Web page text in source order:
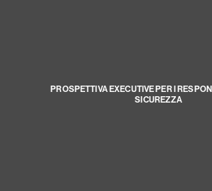
PROSPETTIVA EXECUTIVE PER I
SICUREZZA